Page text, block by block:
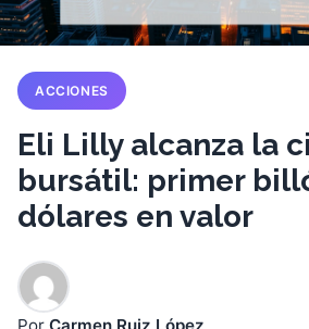
ACCIONES
Eli Lilly alcanza la
bursátil: primer
dólares en valor